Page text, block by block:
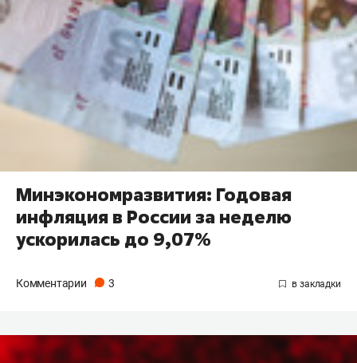
Минэкономразвития: Годовая
инфляция в России за неделю
ускорилась до 9,07%
Комментарии 3